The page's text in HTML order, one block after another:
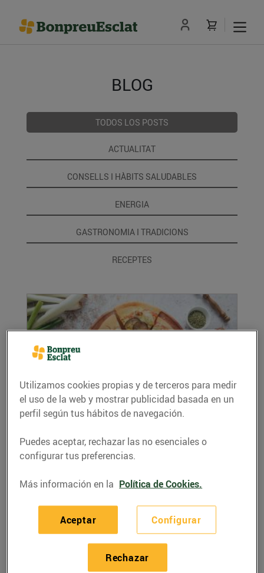
BLOG
TODOS LOS POSTS
ACTUALITAT
CONSELLS I HÀBITS SALUDABLES
ENERGIA
GASTRONOMIA I TRADICIONS
RECEPTES
Pizza de calçots i albergínia
Ingredients per a 4 persones: 1 base de pizza
(comprada o feta a casa) 4 calçots, pelats i...
LEER MÁS
Utilizamos cookies propias y de terceros para medir
el uso de la web y mostrar publicidad basada en un
perfil según tus hábitos de navegación.
Puedes aceptar, rechazar las no esenciales o
configurar tus preferencias.
Más información en la Política de Cookies.
Configurar
Rechazar
Aceptar